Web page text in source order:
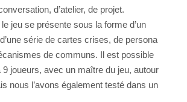
d’atelier, de projet.
jeu se présente sous la forme d’un
série de cartes crises, de persona
de communs. Il est possible
9 joueurs, avec un maître du jeu, autour
nous l’avons également testé dans un